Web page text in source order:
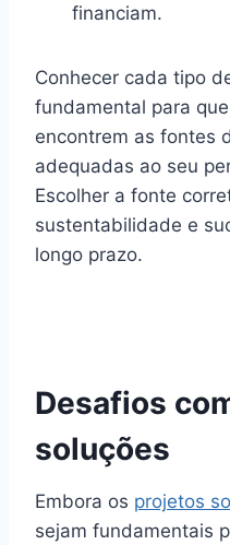
financiam.
Conhecer cada tipo
fundamental para
encontrem as fontes
adequadas ao seu
Escolher a fonte
sustentabilidade e
longo prazo.
Desafios
soluções
Embora os projetos
sejam fundamentais